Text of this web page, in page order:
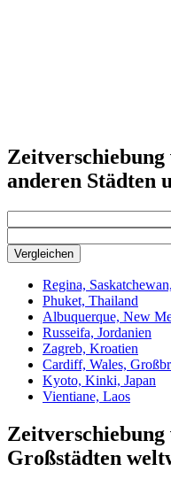
anderen Städten
Vergleichen
Regina,
Phuket, Thailand
Albuquerque, New
Russeifa, Jordanien
Zagreb, Kroatien
Cardiff, Wales,
Kyoto, Kinki, Japan
Vientiane, Laos
Großstädten